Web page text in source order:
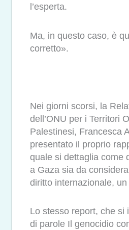
l’esperta.
Ma, in questo caso, è
corretto».
Nei giorni scorsi, la
dell’ONU per i Territori
Palestinesi, Francesca
presentato il proprio
quale si dettaglia come
a Gaza sia da
diritto internazionale,
Lo stesso report, che si
di parole Il genocidio